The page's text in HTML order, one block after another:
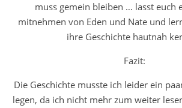
muss gemein bleiben … lasst euch
mitnehmen von Eden und Nate und
ihre Geschichte hautnah
Fazit:
Die Geschichte musste ich leider ein
legen, da ich nicht mehr zum weiter